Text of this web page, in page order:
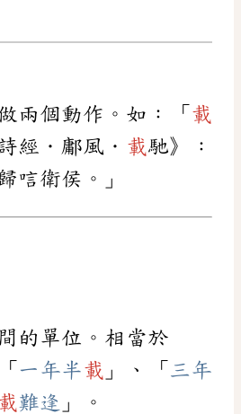
兩個動作。如：「 載
經．鄘風． 載馳》：
唁衛侯。」
的單位。相當於
一年半載 」、「 三年
難逢 」。